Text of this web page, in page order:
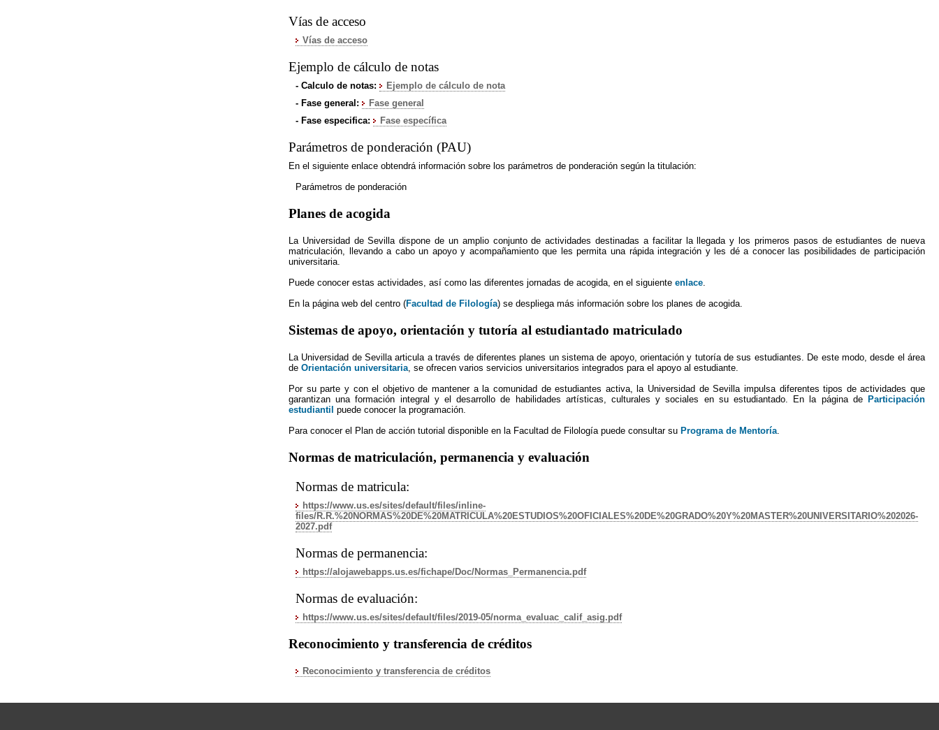
Vías de acceso
Ví­as de acceso
Ejemplo de cálculo de notas
- Calculo de notas:
Ejemplo de cálculo de nota
- Fase general:
Fase general
- Fase especifica:
Fase especí­fica
Parámetros de ponderación (PAU)
En el siguiente enlace obtendrá información sobre los parámetros de ponderación según la titulación:
Parámetros de ponderación
Planes de acogida
La Universidad de Sevilla dispone de un amplio conjunto de actividades destinadas a facilitar la llegada y los primeros pasos de estudiantes de nueva
matriculación, llevando a cabo un apoyo y acompañamiento que les permita una rápida integración y les dé a conocer las posibilidades de participación
universitaria.
Puede conocer estas actividades, así como las diferentes jornadas de acogida, en el siguiente enlace.
En la página web del centro (Facultad de Filología) se despliega más información sobre los planes de acogida.
Sistemas de apoyo, orientación y tutoría al estudiantado matriculado
La Universidad de Sevilla articula a través de diferentes planes un sistema de apoyo, orientación y tutoría de sus estudiantes. De este modo, desde el área
de Orientación universitaria, se ofrecen varios servicios universitarios integrados para el apoyo al estudiante.
Por su parte y con el objetivo de mantener a la comunidad de estudiantes activa, la Universidad de Sevilla impulsa diferentes tipos de actividades que
garantizan una formación integral y el desarrollo de habilidades artísticas, culturales y sociales en su estudiantado. En la página de Participación
estudiantil puede conocer la programación.
Para conocer el Plan de acción tutorial disponible en la Facultad de Filología puede consultar su Programa de Mentoría.
Normas de matriculación, permanencia y evaluación
Normas de matricula:
https://www.us.es/sites/default/files/inline-
files/R.R.%20NORMAS%20DE%20MATRICULA%20ESTUDIOS%20OFICIALES%20DE%20GRADO%20Y%20MASTER%20UNIVERSITARIO%202026-
2027.pdf
Normas de permanencia:
https://alojawebapps.us.es/fichape/Doc/Normas_Permanencia.pdf
Normas de evaluación:
https://www.us.es/sites/default/files/2019-05/norma_evaluac_calif_asig.pdf
Reconocimiento y transferencia de créditos
Reconocimiento y transferencia de créditos